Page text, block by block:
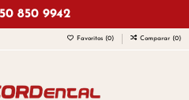
850 9942
Favoritos (0) Comparar (0)